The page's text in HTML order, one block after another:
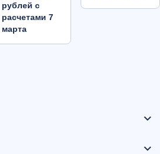
рублей с
расчетами 7
марта